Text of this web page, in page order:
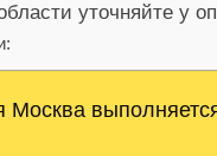
уточняйте у
Москва